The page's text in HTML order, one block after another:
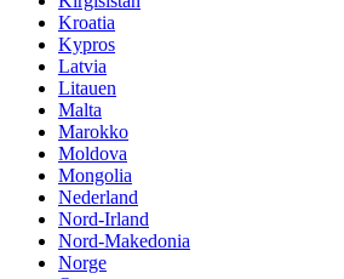
Kroatia
Kypros
Latvia
Litauen
Malta
Marokko
Moldova
Mongolia
Nederland
Nord-Irland
Nord-Makedonia
Norge